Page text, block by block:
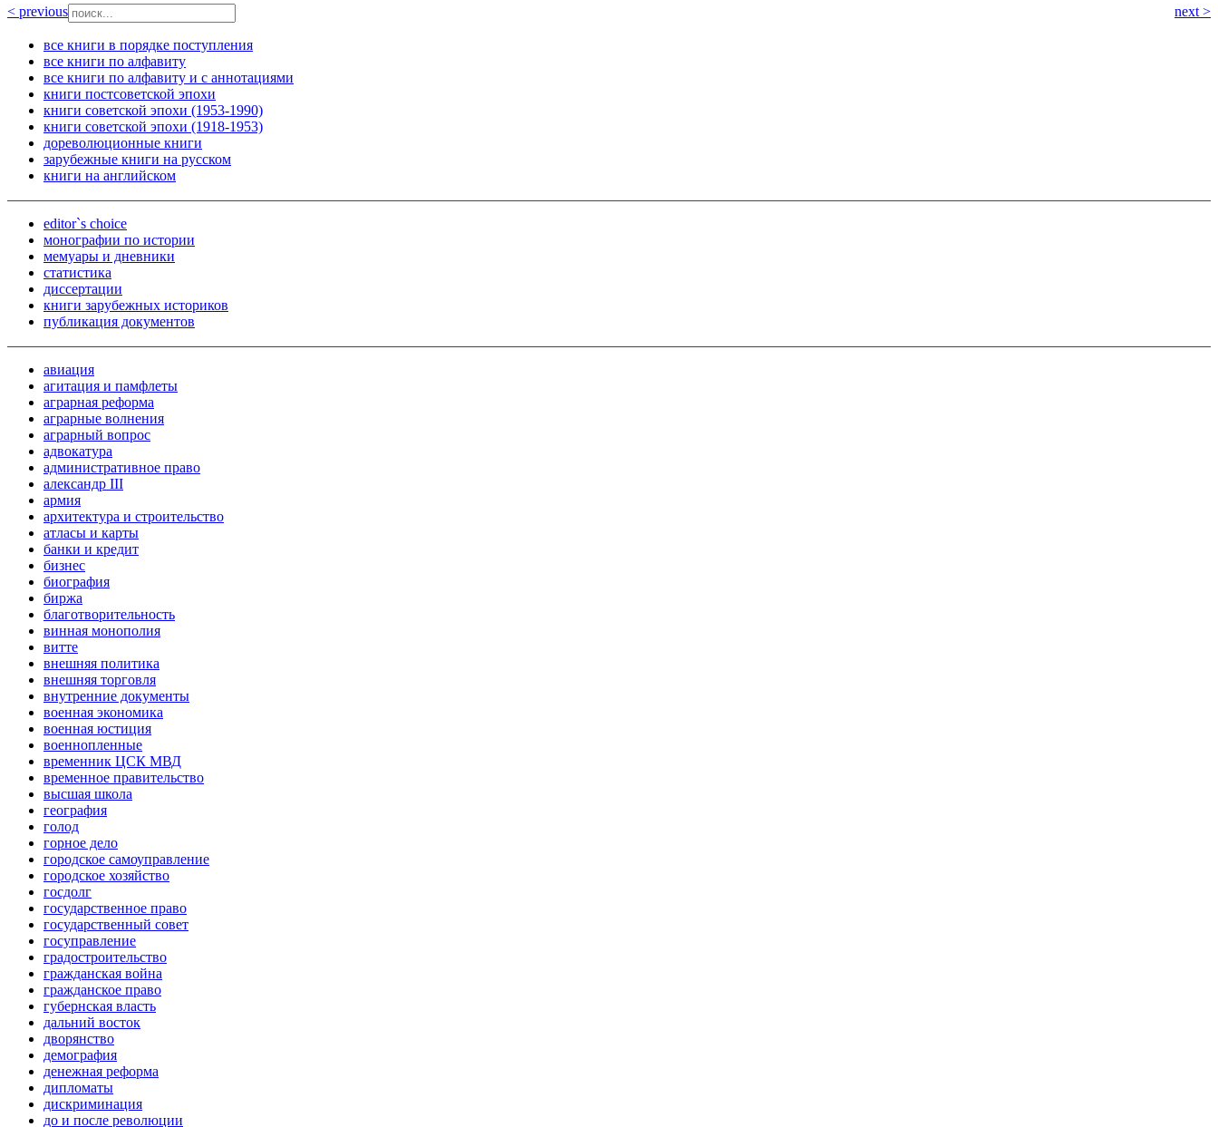
< previous
next >
все книги в порядке поступления
все книги по алфавиту
все книги по алфавиту и с аннотациями
книги постсоветской эпохи
книги советской эпохи (1953-1990)
книги советской эпохи (1918-1953)
дореволюционные книги
зарубежные книги на русском
книги на английском
editor`s choice
монографии по истории
мемуары и дневники
статистика
диссертации
книги зарубежных историков
публикация документов
авиация
агитация и памфлеты
аграрная реформа
аграрные волнения
аграрный вопрос
адвокатура
административное право
александр III
армия
архитектура и строительство
атласы и карты
банки и кредит
бизнес
биография
биржа
благотворительность
винная монополия
витте
внешняя политика
внешняя торговля
внутренние документы
военная экономика
военная юстиция
военнопленные
временник ЦСК МВД
временное правительство
высшая школа
география
голод
горное дело
городское самоуправление
городское хозяйство
госдолг
государственное право
государственный совет
госуправление
градостроительство
гражданская война
гражданское право
губернская власть
дальний восток
дворянство
демография
денежная реформа
дипломаты
дискриминация
до и после революции